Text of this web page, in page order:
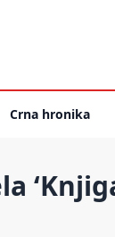
Crna hronika